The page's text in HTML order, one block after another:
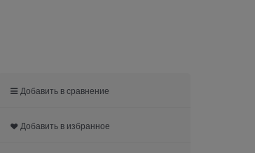
Добавить в сравнение
Добавить в избранное